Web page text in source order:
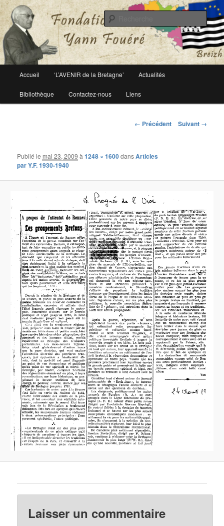
Fondation Yann Fouéré
Le site officiel de la fondation Yann Fouéré
principal
Aller
au
Accueil ‘L’AVENIR de la Bretagne’ Actualités
Bibliothèque Contactez-nous Liens
Navigation
← Précédent Suivant →
Publié lemai 23, 2009 à1248 × 1600dansArticles
par Y.F. 1930-1940
Laisser un commentaire